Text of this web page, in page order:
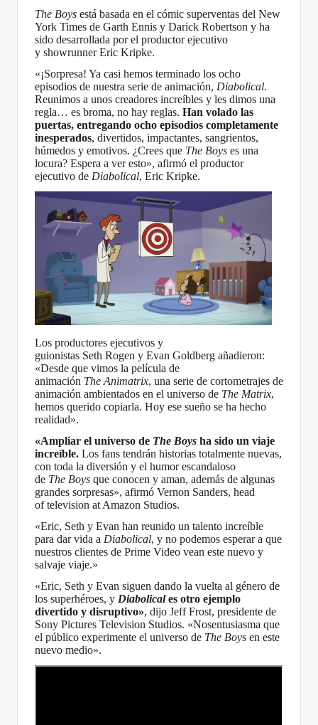
The Boys está basada en el cómic superventas del New
York Times de Garth Ennis y Darick Robertson y ha
sido desarrollada por el productor ejecutivo
y showrunner Eric Kripke.
«¡Sorpresa! Ya casi hemos terminado los ocho
episodios de nuestra serie de animación, Diabolical.
Reunimos a unos creadores increíbles y les dimos una
regla… es broma, no hay reglas. Han volado las
puertas, entregando ocho episodios completamente
inesperados, divertidos, impactantes, sangrientos,
húmedos y emotivos. ¿Crees que The Boys es una
locura? Espera a ver esto», afirmó el productor
ejecutivo de Diabolical, Eric Kripke.
Los productores ejecutivos y
guionistas Seth Rogen y Evan Goldberg añadieron:
«Desde que vimos la película de
animación The Animatrix, una serie de cortometrajes de
animación ambientados en el universo de The Matrix,
hemos querido copiarla. Hoy ese sueño se ha hecho
realidad».
«Ampliar el universo de The Boys ha sido un viaje
increíble. Los fans tendrán historias totalmente nuevas,
con toda la diversión y el humor escandaloso
de The Boys que conocen y aman, además de algunas
grandes sorpresas», afirmó Vernon Sanders, head
of television at Amazon Studios.
«Eric, Seth y Evan han reunido un talento increíble
para dar vida a Diabolical, y no podemos esperar a que
nuestros clientes de Prime Video vean este nuevo y
salvaje viaje.»
«Eric, Seth y Evan siguen dando la vuelta al género de
los superhéroes, y Diabolicales otro ejemplo
divertido y disruptivo», dijo Jeff Frost, presidente de
Sony Pictures Television Studios. «Nosentusiasma que
el público experimente el universo de The Boys en este
nuevo medio».